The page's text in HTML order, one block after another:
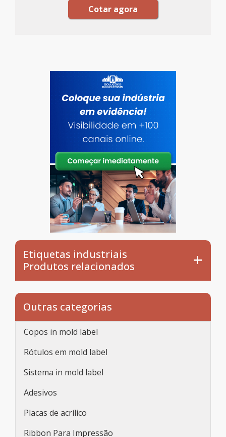
Cotar agora
Etiquetas industriais
Produtos relacionados
Outras categorias
Copos in mold label
Rótulos em mold label
Sistema in mold label
Adesivos
Placas de acrílico
Ribbon Para Impressão